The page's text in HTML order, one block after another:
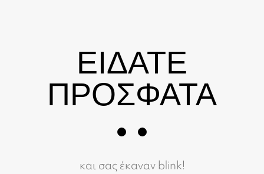
ΕΙΔΑΤΕ
ΠΡΟΣΦΑΤΑ
και σας έκαναν blink!